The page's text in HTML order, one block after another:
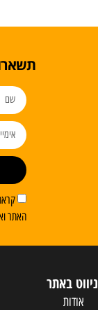
האתר
ניווט באתר
אודות